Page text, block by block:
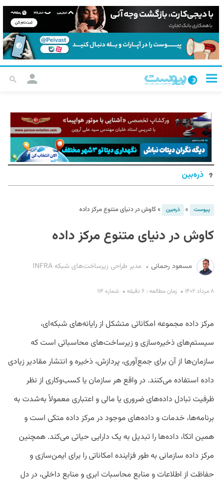
ذره‌بین
پیوست » ذره‌بین »کاوش در دنیای متنوع مرکز داده
کاوش در دنیای متنوع مرکز داده
مسعود رحمانی مدیر طراحی زیرساخت‌های شبکه INFRA
۸ مرداد ۱۴۰۲ زمان مطالعه : ۶ دقیقه شماره ۱۱۴
مرکز داده مجموعه امکاناتی متشکل از رایانه‌های شبکه‌ای،
سیستم‌های ذخیره‌سازی و زیرساخت‌های محاسباتی است که
سازمان‌ها از آن برای جمع‌آوری، پردازش، ذخیره و انتشار مقادیر زیادی
داده استفاده می‌کنند. در واقع هر سازمان یا کسب‌وکاری از نظر
ظرفیت تبادل داده‌های ضروری یا مالی و اعتباری معمولاً به‌شدت به
برنامه‌ها، خدمات و داده‌های موجود در مرکز داده متکی است و
همین اتکا، داده‌ها را تبدیل به یک دارایی حیاتی می‌کند. همچنین
مرکز داده سازمانی به ‌طور فزاینده‌ امکاناتی را برای ایمن‌سازی و
حفاظت از اطلاعات و منابع محاسبات ابری و منابع داخلی، در دل